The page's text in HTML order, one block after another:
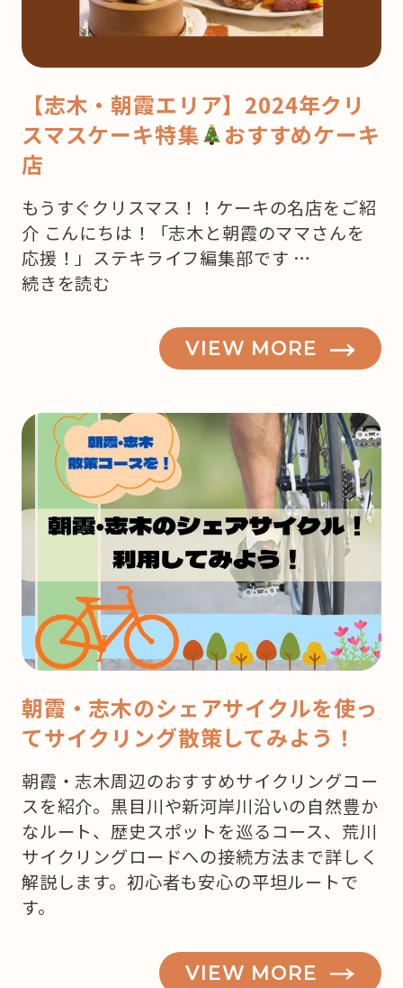
【志木・朝霞エリア】2024年クリ
スマスケーキ特集
おすすめケーキ
店
もうすぐクリスマス！！ケーキの名店をご紹
介 こんにちは！「志木と朝霞のママさんを
応援！」ステキライフ編集部です …
“【志
う
来
月
ク
マ
ス！
ど
こ
ケ
ー
を
買
お
う
か
な？”
続きを読む
VIEW MORE
朝霞・志木のシェアサイクルを使っ
てサイクリング散策してみよう！
朝霞・志木周辺のおすすめサイクリングコー
スを紹介。黒目川や新河岸川沿いの自然豊か
なルート、歴史スポットを巡るコース、荒川
サイクリングロードへの接続方法まで詳しく
解説します。初心者も安心の平坦ルートで
す。
VIEW MORE